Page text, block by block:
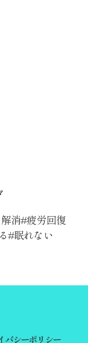
消 疲労回復
眠れない
バシーポリシー